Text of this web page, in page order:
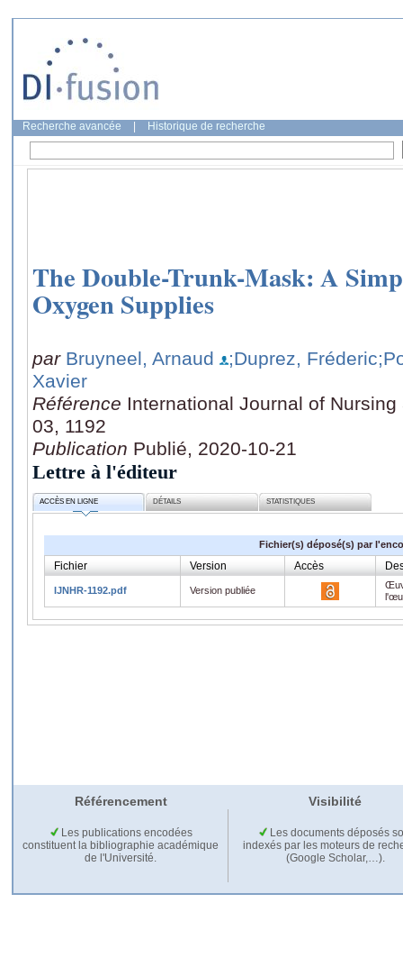
Recherche avancée Historique de recherche
The Double-Trunk-Mask: A
Oxygen Supplies
par Bruyneel, Arnaud ;Duprez, Fréderic
Xavier
Référence International Journal of
03, 1192
Publication Publié, 2020-10-21
Lettre à l'éditeur
ACCÈS EN LIGNE DÉTAILS STATISTIQUES
Fichier(s) déposé(s) par
Fichier Version Accès
IJNHR-1192.pdf Version publiée
Référencement Visibilité
Les publications encodées
constituent la bibliographie académique
de l'Université.
Les documents déposés
indexés par les moteurs de
(Google Scholar,…).